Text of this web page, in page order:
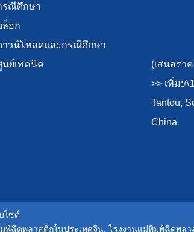
รณีศึกษา
ล็อก
าวน์โหลดและกรณีศึกษา
นย์เทคนิค
(เสนอรา
>> เพิ่ม
Tantou,
China
ไซต์
พ์ฉีดพลาสติกในประเทศจีน โรงงานแม่พิมพ์ฉีดพลา